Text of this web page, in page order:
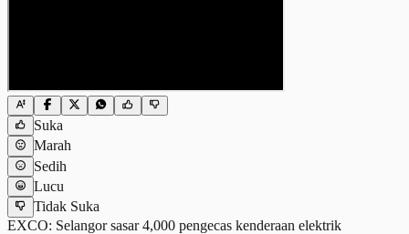
Suka
Marah
Sedih
Lucu
Tidak Suka
EXCO: Selangor sasar 4,000 pengecas kenderaan elektrik